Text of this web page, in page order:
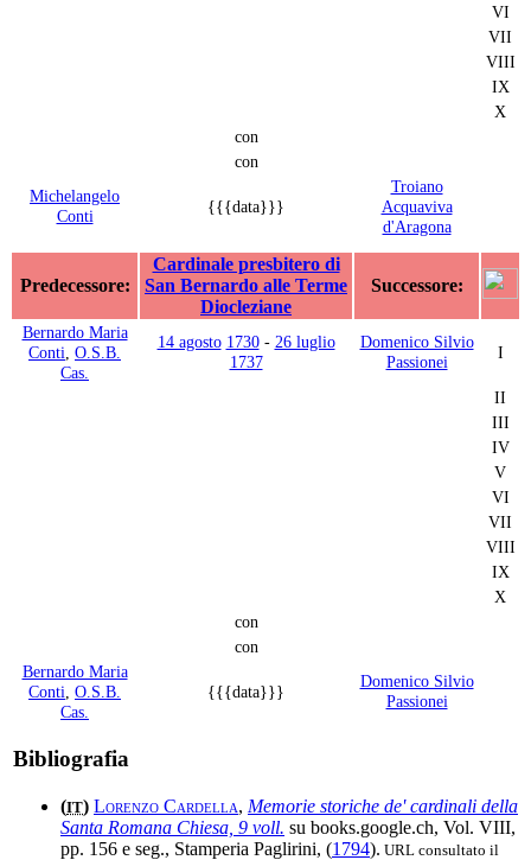
VI
VII
VIII
IX
X
con
con
Michelangelo
Conti
{{{data}}}
Troiano
Acquaviva
d'Aragona
Predecessore:
Cardinale presbitero di
San Bernardo alle Terme
Diocleziane
Successore:
Bernardo Maria
Conti O.S.B.
Cas.
14 agosto 1730- 26 luglio
1737
Domenico Silvio
Passionei
I
II
III
IV
V
VI
VII
VIII
IX
X
con
con
Bernardo Maria
Conti O.S.B.
Cas.
{{{data}}}
Domenico Silvio
Passionei
Bibliografia
(IT) Lorenzo Cardella, Memorie storiche de' cardinali della
Santa Romana Chiesa, 9 voll. su books.google.ch, Vol. VIII,
pp. 156 e seg., Stamperia Paglirini, (1794). URL consultato il